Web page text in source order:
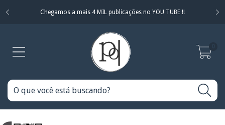
Chegamos a mais 4 MIL publicações no YOU TUBE !!